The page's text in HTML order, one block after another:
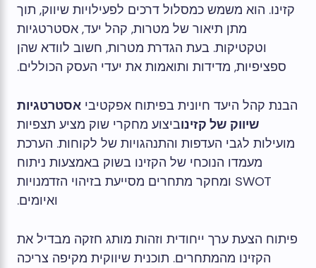
קזינו. הוא משמש כמסלול דרכים לפעילויות שיווק, תוך
מתן תיאור של מטרות, קהל יעד, אסטרטגיות
וטקטיקות. בעת הגדרת מטרות, חשוב לוודא שהן
ספציפיות, מדידות ותואמות את יעדי העסק הכוללים.
הבנת קהל היעד חיונית בפיתוח אפקטיבי אסטרטגיות
שיווק של קזינוביצוע מחקרי שוק מציע תצפיות
מועילות לגבי העדפות והתנהגויות של לקוחות. הערכת
מעמדו הנוכחי של הקזינו בשוק באמצעות ניתוח
SWOT ומחקר מתחרים מסייעת בזיהוי הזדמנויות
ואיומים.
פיתוח הצעת ערך ייחודית וזהות מותג חזקה מבדיל את
הקזינו מהמתחרים. תוכנית שיווקית מקיפה צריכה